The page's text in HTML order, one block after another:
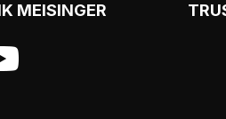
MEISINGER